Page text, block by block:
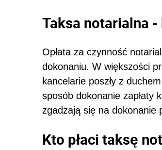
Taksa notarialna
Opłata za czynność
dokonaniu. W większości
kancelarie poszły z
sposób dokonanie zapłaty
zgadzają się na dokonanie
Kto płaci taksę